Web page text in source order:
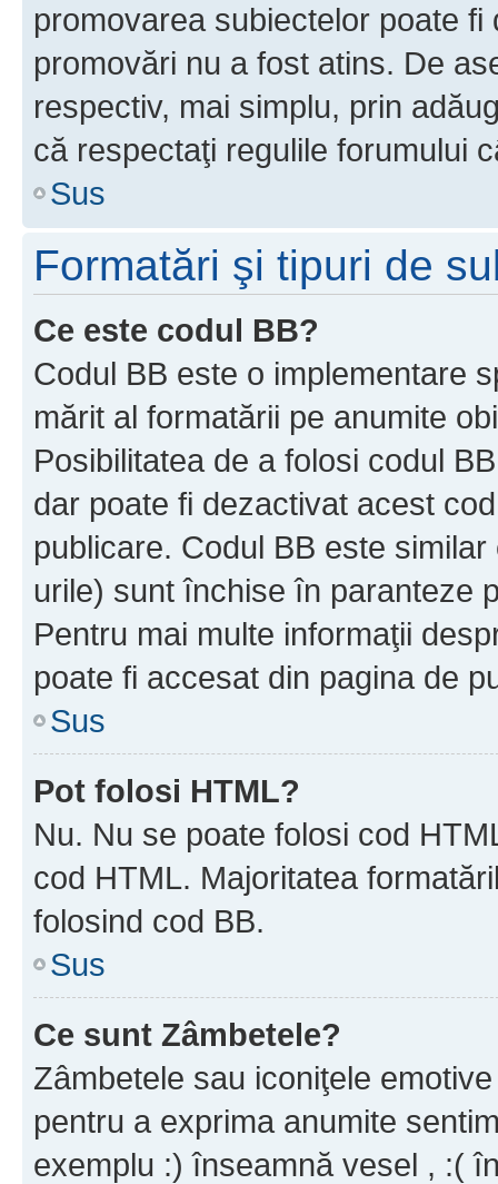
promovarea subiectelor poate
promovări nu a fost atins. De
respectiv, mai simplu, prin
că respectaţi regulile forumului
Sus
Formatări şi tipuri de
Ce este codul BB?
Codul BB este o implementare
mărit al formatării pe anumite
Posibilitatea de a folosi codul
dar poate fi dezactivat acest
publicare. Codul BB este
urile) sunt închise în paranteze
Pentru mai multe informaţii
poate fi accesat din pagina de
Sus
Pot folosi HTML?
Nu. Nu se poate folosi cod
cod HTML. Majoritatea
folosind cod BB.
Sus
Ce sunt Zâmbetele?
Zâmbetele sau iconiţele
pentru a exprima anumite
exemplu :) înseamnă vesel , :(